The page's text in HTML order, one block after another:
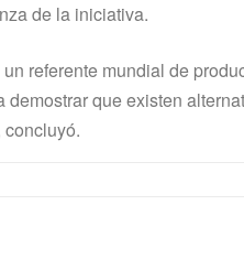
de la iniciativa.
referente mundial de
que existen
concluyó.